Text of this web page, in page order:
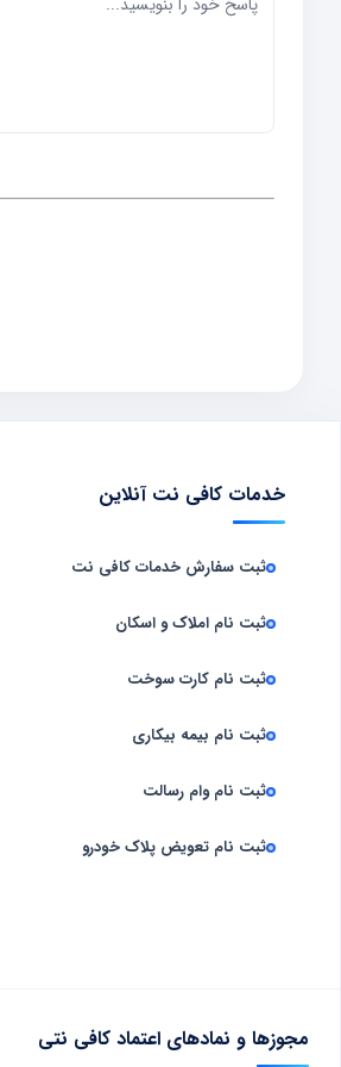
خدمات کافی نت آنلاین
ثبت سفارش خدمات کافی‌ نت
ثبت نام املاک و اسکان
ثبت نام کارت سوخت
ثبت نام بیمه بیکاری
ثبت نام وام رسالت
ثبت نام تعویض پلاک خودرو
مجوزها و نمادهای اعتماد کافی نتی